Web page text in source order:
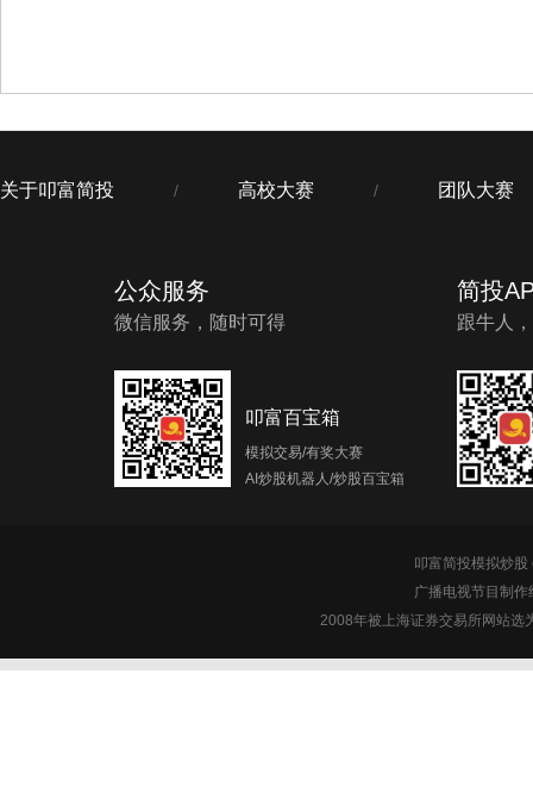
关于叩富简投 / 高校大赛 / 团队大赛
公众服务
微信服务，随时可得
叩富百宝箱
模拟交易/有奖大赛
AI炒股机器人/炒股百宝箱
简投
跟牛人
叩富简投模拟炒
广播电视节目制
2008年被上海证券交易所网站选